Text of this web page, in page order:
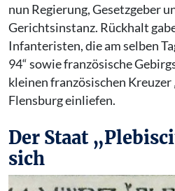
nun Regierung, Gesetzgeber
Gerichtsinstanz. Rückhalt
Infanteristen, die am selben
94“ sowie französische
kleinen französischen Kreuzer
Flensburg einliefen.
Der Staat
sich